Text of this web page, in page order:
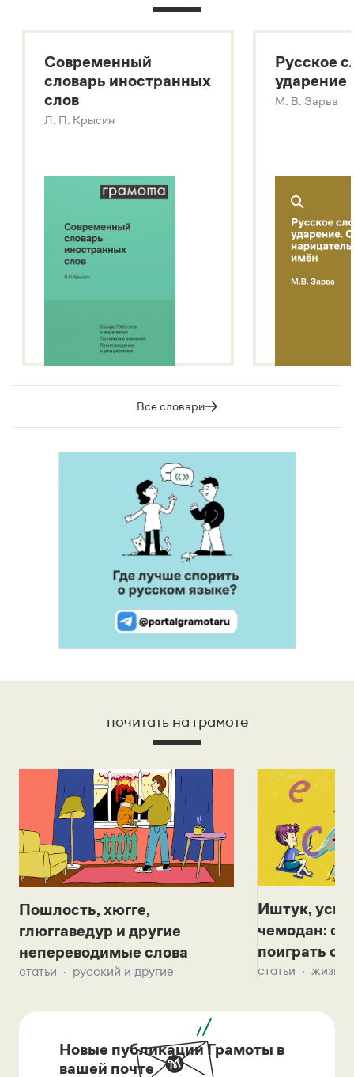
Большой толковый словарь русских глаголов
Современный словарь иностранных слов
Звук – технология синтеза платформы
SaluteSpeech
Современный
словарь иностранных
слов
Л. П. Крысин
Русское
ударение
М. В. Зарва
Все словари
почитать на грамоте
Пошлость, хюгге,
глюггаведур и другие
непереводимые слова
статьи русский и другие
Иштук,
чемодан:
поиграть с
статьи жизнь
Новые публикации Грамоты в
вашей почте